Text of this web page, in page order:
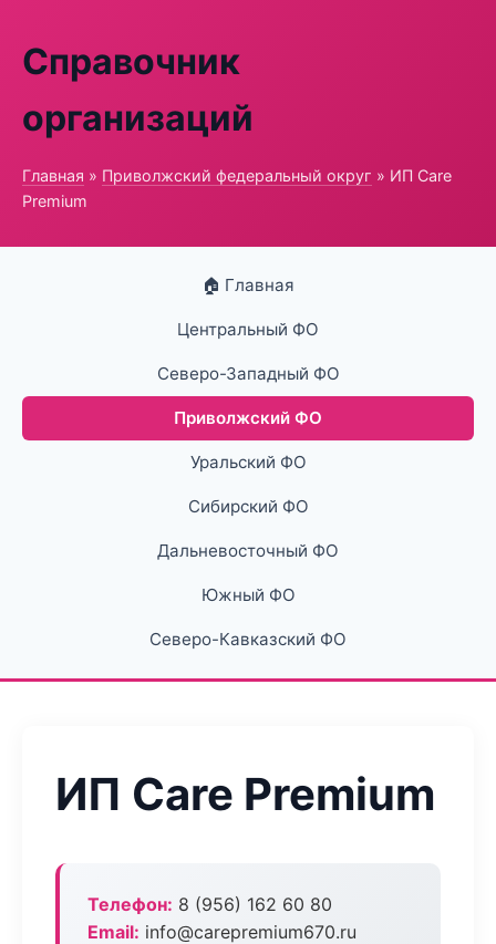
Справочник
организаций
Главная » Приволжский федеральный округ » ИП Care
Premium
🏠 Главная
Центральный ФО
Северо-Западный ФО
Приволжский ФО
Уральский ФО
Сибирский ФО
Дальневосточный ФО
Южный ФО
Северо-Кавказский ФО
ИП Care Premium
Телефон: 8 (956) 162 60 80
Email: info@carepremium670.ru